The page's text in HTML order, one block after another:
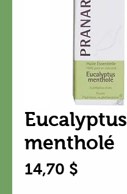
Eucalyptus
mentholé
14,70 $